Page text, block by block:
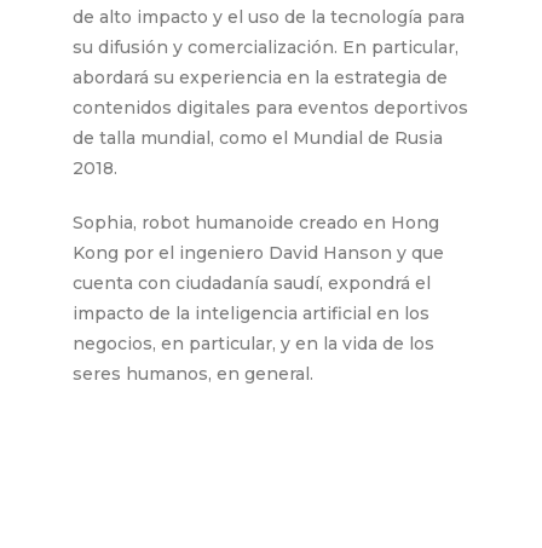
de alto impacto y el uso de la tecnología para
su difusión y comercialización. En particular,
abordará su experiencia en la estrategia de
contenidos digitales para eventos deportivos
de talla mundial, como el Mundial de Rusia
2018.
Sophia, robot humanoide creado en Hong
Kong por el ingeniero David Hanson y que
cuenta con ciudadanía saudí, expondrá el
impacto de la inteligencia artificial en los
negocios, en particular, y en la vida de los
seres humanos, en general.